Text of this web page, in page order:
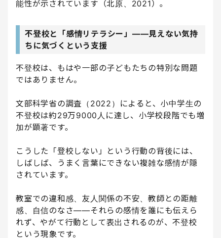
能性が示されています（北原、2021）。
不登校と「感情リテラシー」――見えない気持
ちに気づくという支援
不登校は、もはや一部の子どもたちの特別な問題
ではありません。
文部科学省の調査（2022）によると、小中学生の
不登校は約29万9000人に達し、小学校段階でも増
加が顕著です。
こうした「登校しない」という行動の背後には、
しばしば、うまく言葉にできない複雑な感情が隠
されています。
教室での違和感、友人関係の不安、教師との距離
感、自信のなさ――それらの感情を誰にも伝えら
れず、やがて行動として表出されるのが、不登校
という現象です。